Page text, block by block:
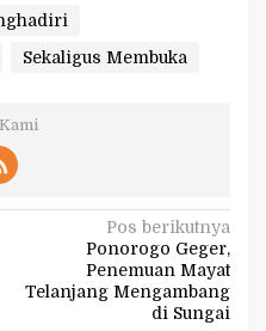
Sekaligus Membuka
Pos berikutnya
Ponorogo Geger,
Penemuan Mayat
Telanjang Mengambang
di Sungai